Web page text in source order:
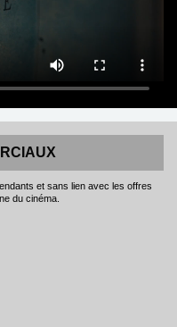
et sans lien avec les offres
du cinéma.